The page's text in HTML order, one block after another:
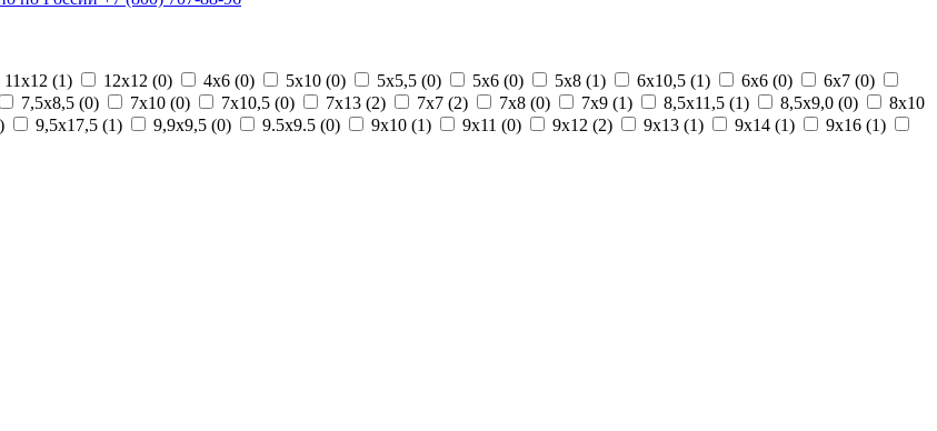
11х12 (1) 12х12 (0) 4х6 (0) 5х10 (0) 5х5,5 (0) 5х6 (0) 5х8 (1) 6х10,5 (1) 6х6 (0) 6х7 (0)
7,5х8,5 (0) 7х10 (0) 7х10,5 (0) 7х13 (2) 7х7 (2) 7х8 (0) 7х9 (1) 8,5х11,5 (1) 8,5х9,0 (0)
8х10
) 9,5х17,5 (1) 9,9х9,5 (0) 9.5х9.5 (0) 9х10 (1) 9х11 (0) 9х12 (2) 9х13 (1) 9х14 (1) 9х16 (1)